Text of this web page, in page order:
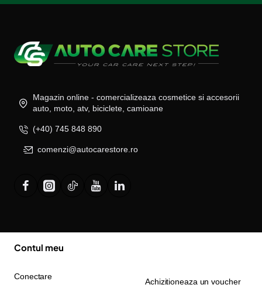
Magazin online - comercializeaza cosmetice si accesorii
auto, moto, atv, biciclete, camioane
(+40) 745 848 890
comenzi@autocarestore.ro
Contul meu
Conectare
Achizitioneaza un voucher